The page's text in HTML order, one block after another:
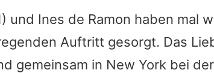
und Ines de Ramon haben mal
Auftritt gesorgt. Das
gemeinsam in New York bei